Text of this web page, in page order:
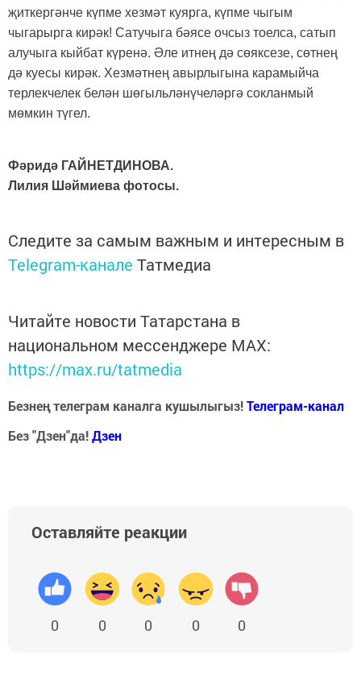
җиткергәнче күпме хезмәт куярга, күпме чыгым
чыгарырга кирәк! Сатучыга бәясе очсыз тоелса, сатып
алучыга кыйбат күренә. Әле итнең дә сөяксезе, сөтнең
дә куесы кирәк. Хезмәтнең авырлыгына карамыйча
терлекчелек белән шөгыльләнүчеләргә сокланмый
мөмкин түгел.
Фәридә ГАЙНЕТДИНОВА.
Лилия Шәймиева фотосы.
Следите за самым важным и интересным в
Telegram-канале Татмедиа
Читайте новости Татарстана в
национальном мессенджере MАХ:
https://max.ru/tatmedia
Безнең телеграм каналга кушылыгыз!Телеграм-канал
Без "Дзен"да!Дзен
Оставляйте реакции
0 0 0 0 0